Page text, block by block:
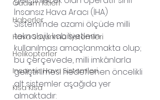
Gudum Kitleri
Haberler
Hava Savunma Sistemleri
Helikopterler
Insansiz Hava Sistemleri
Kisa Kisa
İnsansız Hava Aracı (İHA)
Sistemi’nde azami ölçüde milli
teknolojik kabiliyetlerin
kullanılması amaçlanmakta olup;
bu çerçevede, milli imkânlarla
geliştirilmesi hedeflenen öncelikli
alt sistemler aşağıda yer
almaktadır: